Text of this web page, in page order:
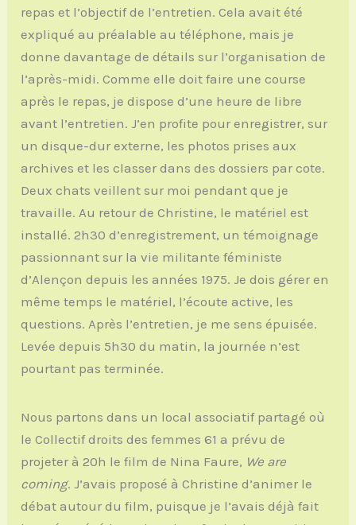
repas et l’objectif de l’entretien. Cela avait été
expliqué au préalable au téléphone, mais je
donne davantage de détails sur l’organisation de
l’après-midi. Comme elle doit faire une course
après le repas, je dispose d’une heure de libre
avant l’entretien. J’en profite pour enregistrer, sur
un disque-dur externe, les photos prises aux
archives et les classer dans des dossiers par cote.
Deux chats veillent sur moi pendant que je
travaille. Au retour de Christine, le matériel est
installé. 2h30 d’enregistrement, un témoignage
passionnant sur la vie militante féministe
d’Alençon depuis les années 1975. Je dois gérer en
même temps le matériel, l’écoute active, les
questions. Après l’entretien, je me sens épuisée.
Levée depuis 5h30 du matin, la journée n’est
pourtant pas terminée.
Nous partons dans un local associatif partagé où
le Collectif droits des femmes 61 a prévu de
projeter à 20h le film de Nina Faure, We are
coming. J’avais proposé à Christine d’animer le
débat autour du film, puisque je l’avais déjà fait